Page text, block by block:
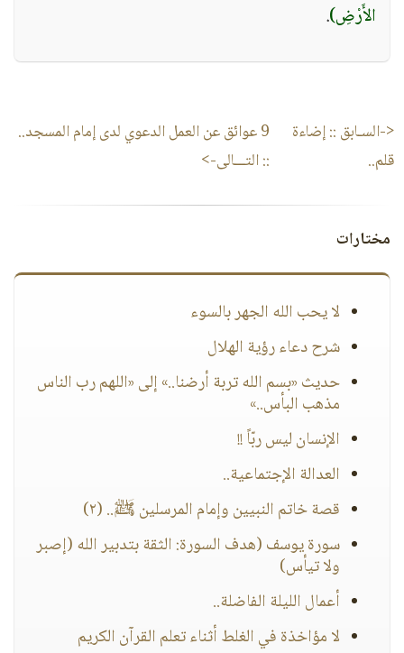
الأَرْضِ).
<-السـابق ::إضاءة
قلم..
9 عوائق عن العمل الدعوي لدى إمام المسجد..
:: التـــالى->
مختارات
لا يحب الله الجهر بالسوء
شرح دعاء رؤية الهلال
حديث «بسم الله تربة أرضنا..» إلى «اللهم رب الناس
مذهب البأس..»
الإنسان ليس ربّاً !!
العدالة الإجتماعية..
قصة خاتم النبيين وإمام المرسلين ﷺ.. (٢)
سورة يوسف (هدف السورة: الثقة بتدبير الله (إصبر
ولا تيأس)
أعمال الليلة الفاضلة..
لا مؤاخذة في الغلط أثناء تعلم القرآن الكريم